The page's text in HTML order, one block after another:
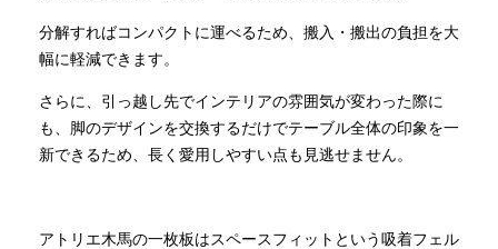
分解すればコンパクトに運べるため、搬入・搬出の負担を大
幅に軽減できます。
さらに、引っ越し先でインテリアの雰囲気が変わった際に
も、脚のデザインを交換するだけでテーブル全体の印象を一
新できるため、長く愛用しやすい点も見逃せません。
アトリエ木馬の一枚板はスペースフィットという吸着フェル